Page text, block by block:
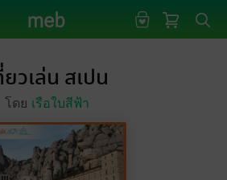
ยวเล่น สเปน
โดย เรือใบสีฟ้า